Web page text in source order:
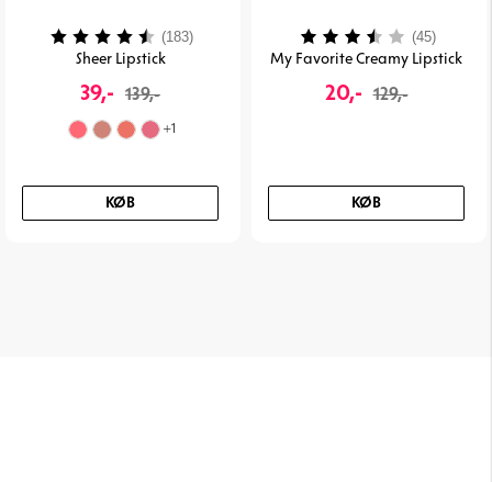
Sheer Lipstick
39,- 139,-
+1
KØB
Vurdering: (183) 4.3 ud af 5 stjerner
My Favorite Creamy Lipstick
20,- 129,-
KØB
Vurdering: (45)3.7 ud